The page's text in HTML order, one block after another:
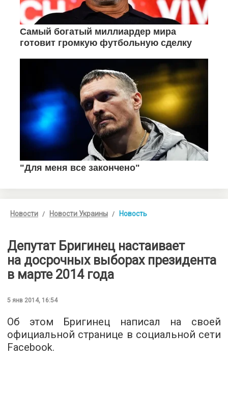
Новости Новости Украины Новость
Депутат Бригинец настаивает
на досрочных выборах президента
в марте 2014 года
5 янв 2014, 16:54
Об этом Бригинец написал на своей
официальной странице в социальной сети
Facebook.